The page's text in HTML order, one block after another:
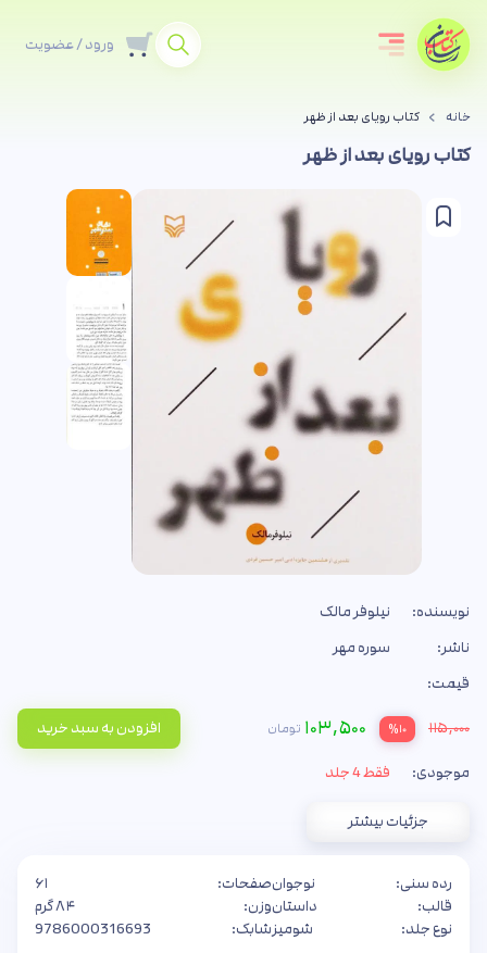
ورود / عضویت
خانه کتاب رویای بعد از ظهر
کتاب رویای بعد از ظهر
نویسنده:
نیلوفر مالک
ناشر:
سوره مهر
قیمت:
۱۱۵,۰۰۰ %۱۰ ۱۰۳,۵۰۰ تومان افزودن به سبد خرید
موجودی: فقط 4 جلد
جزئیات بیشتر
رده سنی:
نوجوان
قالب:
داستان
نوع جلد:
شومیز
صفحات:
۶۱
وزن:
۸۴ گرم
شابک:
9786000316693